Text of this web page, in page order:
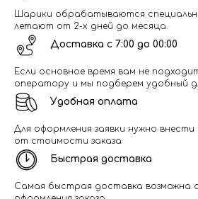
Шарики обрабатываются
летают от 2-х дней до месяца.
Доставка с 7:00 до 00:00
Если основное время вам не
оператору и мы подберем удобный
Удобная оплата
Для оформления заявки нужно внести
от стоимости заказа
Быстрая доставка
Самая быстрая доставка возможна